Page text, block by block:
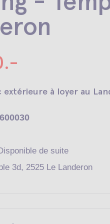
extérieure à loyer au
de suite
3d, 2525 Le Landeron